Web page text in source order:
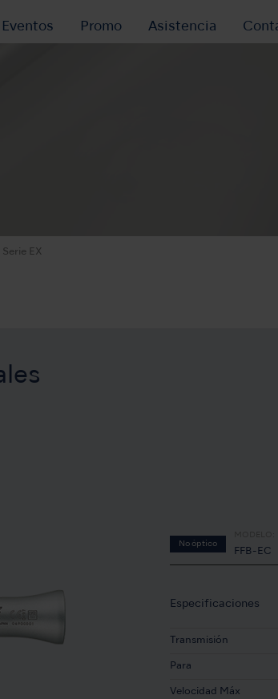
Promo Asistencia
Serie EX
No óptico
FFB-EC
Especificaciones
Transmisión
Para
Velocidad Máx